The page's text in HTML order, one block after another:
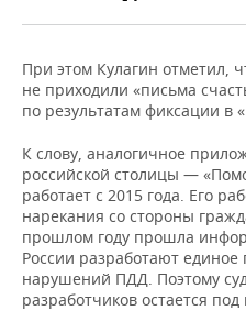
При этом Кулагин отметил,
не приходили «письма
по результатам фиксации в
К слову, аналогичное
российской столицы —
работает с 2015 года. Его
нарекания со стороны
прошлом году прошла
России разработают
нарушений ПДД. Поэтому
разработчиков остается